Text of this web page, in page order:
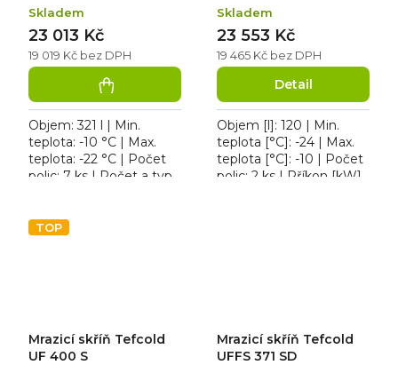
Skladem
19 019 Kč bez DPH
23 013 Kč
Objem: 321 l | Min.
teplota: -10 °C | Max.
teplota: -22 °C | Počet
polic: 7 ks | Počet a typ
400 S nerez, roční...
Skladem
19 465 Kč bez DPH
23 553 Kč
Detail
Objem [l]: 120 | Min.
teplota [°C]: -24 | Max.
teplota [°C]: -10 | Počet
polic: 2 ks | Příkon [kW]:
TOP
Mrazicí skříň Tefcold
UF 400 S
Mrazicí skříň Tefcold
UFFS 371 SD